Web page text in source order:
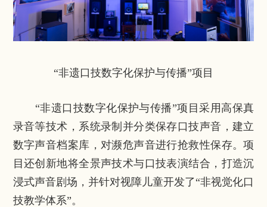
“非遗口技数字化保护与传播”项目
“非遗口技数字化保护与传播”项目采用高保真
录音等技术，系统录制并分类保存口技声音，建立
数字声音档案库，对濒危声音进行抢救性保存。项
目还创新地将全景声技术与口技表演结合，打造沉
浸式声音剧场，并针对视障儿童开发了“非视觉化口
技教学体系”。